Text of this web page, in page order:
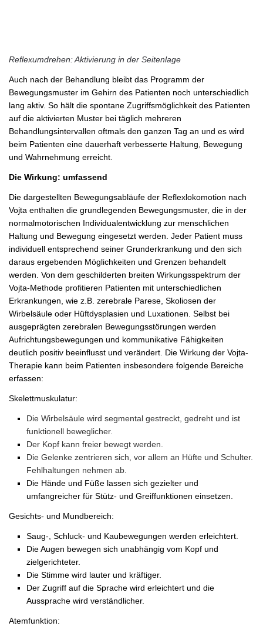
Reflexumdrehen: Aktivierung in der Seitenlage
Auch nach der Behandlung bleibt das Programm der
Bewegungsmuster im Gehirn des Patienten noch unterschiedlich
lang aktiv. So hält die spontane Zugriffsmöglichkeit des Patienten
auf die aktivierten Muster bei täglich mehreren
Behandlungsintervallen oftmals den ganzen Tag an und es wird
beim Patienten eine dauerhaft verbesserte Haltung, Bewegung
und Wahrnehmung erreicht.
Die Wirkung: umfassend
Die dargestellten Bewegungsabläufe der Reflexlokomotion nach
Vojta enthalten die grundlegenden Bewegungsmuster, die in der
normalmotorischen Individualentwicklung zur menschlichen
Haltung und Bewegung eingesetzt werden. Jeder Patient muss
individuell entsprechend seiner Grunderkrankung und den sich
daraus ergebenden Möglichkeiten und Grenzen behandelt
werden. Von dem geschilderten breiten Wirkungsspektrum der
Vojta-Methode profitieren Patienten mit unterschiedlichen
Erkrankungen, wie z.B. zerebrale Parese, Skoliosen der
Wirbelsäule oder Hüftdysplasien und Luxationen. Selbst bei
ausgeprägten zerebralen Bewegungsstörungen werden
Aufrichtungsbewegungen und kommunikative Fähigkeiten
deutlich positiv beeinflusst und verändert. Die Wirkung der Vojta-
Therapie kann beim Patienten insbesondere folgende Bereiche
erfassen:
Skelettmuskulatur:
Die Wirbelsäule wird segmental gestreckt, gedreht und ist
funktionell beweglicher.
Der Kopf kann freier bewegt werden.
Die Gelenke zentrieren sich, vor allem an Hüfte und Schulter.
Fehlhaltungen nehmen ab.
Die Hände und Füße lassen sich gezielter und
umfangreicher für Stütz- und Greiffunktionen einsetzen.
Gesichts- und Mundbereich:
Saug-, Schluck- und Kaubewegungen werden erleichtert.
Die Augen bewegen sich unabhängig vom Kopf und
zielgerichteter.
Die Stimme wird lauter und kräftiger.
Der Zugriff auf die Sprache wird erleichtert und die
Aussprache wird verständlicher.
Atemfunktion: